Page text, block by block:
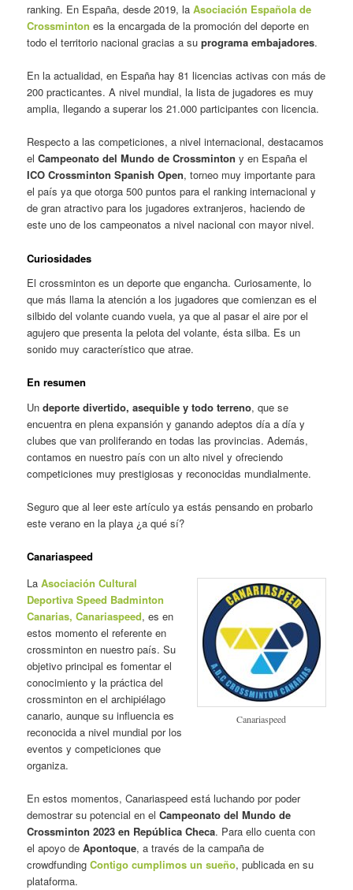
ranking. En España, desde 2019, laAsociación Española de
Crossminton es la encargada de la promoción del deporte en
todo el territorio nacional gracias a suprograma embajadores.
En la actualidad, en España hay 81 licencias activas con más de
200 practicantes. A nivel mundial, la lista de jugadores es muy
amplia, llegando a superar los 21.000 participantes con licencia.
Respecto a las competiciones, a nivel internacional, destacamos
elCampeonato del Mundo de Crossminton y en España el
ICO Crossminton Spanish Open, torneo muy importante para
el país ya que otorga 500 puntos para el ranking internacional y
de gran atractivo para los jugadores extranjeros, haciendo de
este uno de los campeonatos a nivel nacional con mayor nivel.
Curiosidades
El crossminton es un deporte que engancha. Curiosamente, lo
que más llama la atención a los jugadores que comienzan es el
silbido del volante cuando vuela, ya que al pasar el aire por el
agujero que presenta la pelota del volante, ésta silba. Es un
sonido muy característico que atrae.
En resumen
Undeporte divertido, asequible y todo terreno, que se
encuentra en plena expansión y ganando adeptos día a día y
clubes que van proliferando en todas las provincias. Además,
contamos en nuestro país con un alto nivel y ofreciendo
competiciones muy prestigiosas y reconocidas mundialmente.
Seguro que al leer este artículo ya estás pensando en probarlo
este verano en la playa ¿a qué sí?
Canariaspeed
Canariaspeed
LaAsociación Cultural
Deportiva Speed Badminton
Canarias, Canariaspeed, es en
estos momento el referente en
crossminton en nuestro país. Su
objetivo principal es fomentar el
conocimiento y la práctica del
crossminton en el archipiélago
canario, aunque su influencia es
reconocida a nivel mundial por los
eventos y competiciones que
organiza.
En estos momentos, Canariaspeed está luchando por poder
demostrar su potencial en elCampeonato del Mundo de
Crossminton 2023 en República Checa. Para ello cuenta con
el apoyo deApontoque, a través de la campaña de
crowdfundingContigo cumplimos un sueño, publicada en su
plataforma.